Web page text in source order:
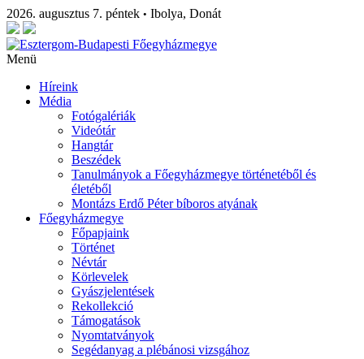
2026. augusztus 7. péntek • Ibolya, Donát
Menü
Híreink
Média
Fotógalériák
Videótár
Hangtár
Beszédek
Tanulmányok a Főegyházmegye történetéből és
életéből
Montázs Erdő Péter bíboros atyának
Főegyházmegye
Főpapjaink
Történet
Névtár
Körlevelek
Gyászjelentések
Rekollekció
Támogatások
Nyomtatványok
Segédanyag a plébánosi vizsgához